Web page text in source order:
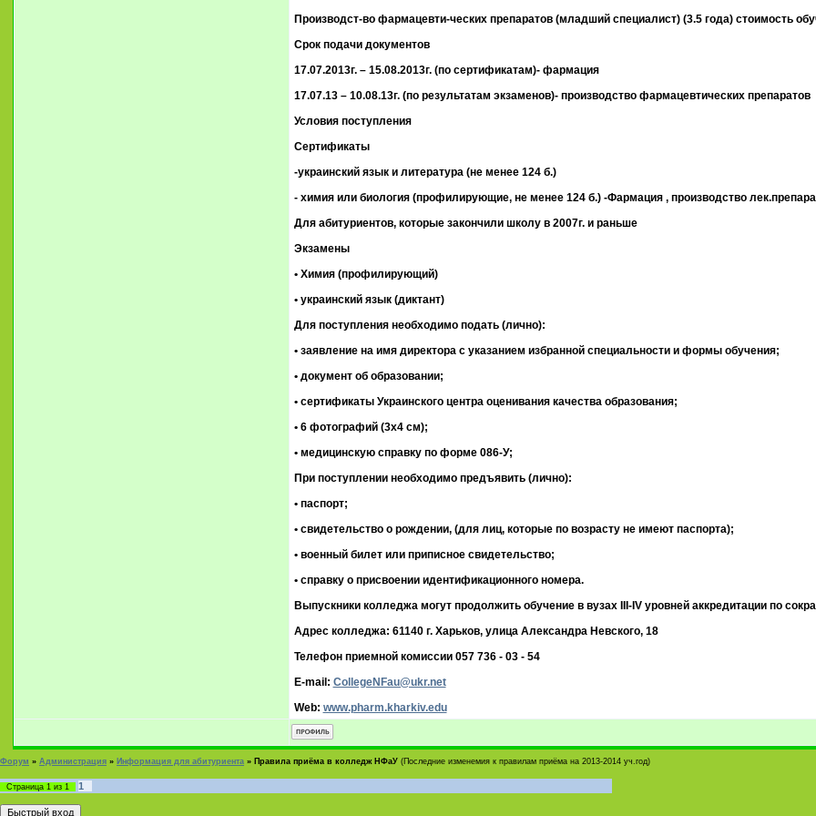
Производст-во фармацевти-ческих препаратов (младший специалист) (3.5 года) стоимость
Срок подачи документов
17.07.2013г. – 15.08.2013г. (по сертификатам)- фармация
17.07.13 – 10.08.13г. (по результатам экзаменов)- производство фармацевтических препаратов
Условия поступления
Сертификаты
-украинский язык и литература (не менее 124 б.)
- химия или биология (профилирующие, не менее 124 б.) -Фармация , производство
Для абитуриентов, которые закончили школу в 2007г. и раньше
Экзамены
• Химия (профилирующий)
• украинский язык (диктант)
Для поступления необходимо подать (лично):
• заявление на имя директора с указанием избранной специальности и формы обучения;
• документ об образовании;
• сертификаты Украинского центра оценивания качества образования;
• 6 фотографий (3х4 см);
• медицинскую справку по форме 086-У;
При поступлении необходимо предъявить (лично):
• паспорт;
• свидетельство о рождении, (для лиц, которые по возрасту не имеют паспорта);
• военный билет или приписное свидетельство;
• справку о присвоении идентификационного номера.
Выпускники колледжа могут продолжить обучение в вузах ІІІ-IV уровней аккредитации по
Адрес колледжа: 61140 г. Харьков, улица Александра Невского, 18
Телефон приемной комиссии 057 736 - 03 - 54
E-mail: CollegeNFau@ukr.net
Web: www.pharm.kharkiv.edu
Форум » Администрация » Информация для абитуриента » Правила приёма в колледж НФаУ (Последние изменемия к правилам приёма на 2013-2014 уч.год)
Страница 1 из 1 1